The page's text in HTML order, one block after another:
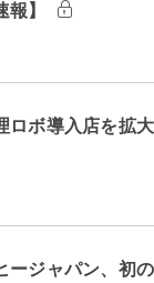
報】
ロボ導入店を拡
ージャパン、初